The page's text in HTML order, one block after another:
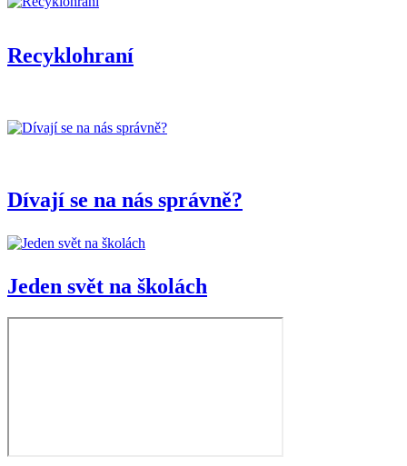
Recyklohraní
Dívají se na nás správně?
Jeden svět na školách